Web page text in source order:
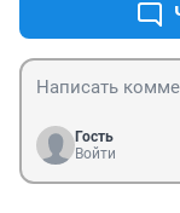
Гость
Войти